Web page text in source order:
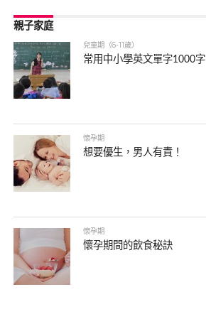
親子家庭
兒童期（6-11歲）
常用中小學英文單字1000字
懷孕期
想要優生，男人有責！
懷孕期
懷孕期間的飲食秘訣